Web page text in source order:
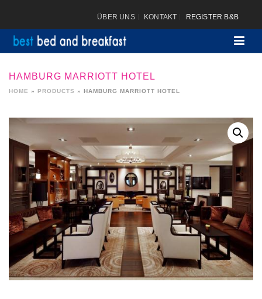
ÜBER UNS KONTAKT REGISTER B&B
HAMBURG MARRIOTT HOTEL
HOME » PRODUCTS » HAMBURG MARRIOTT HOTEL